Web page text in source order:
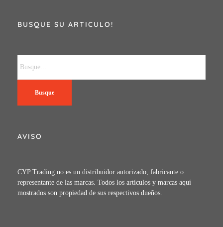
BUSQUE SU ARTICULO!
Busque
AVISO
CYP Trading no es un distribuidor autorizado, fabricante o
representante de las marcas. Todos los artículos y marcas aquí
mostrados son propiedad de sus respectivos dueños.